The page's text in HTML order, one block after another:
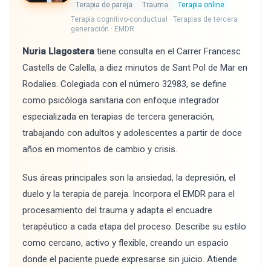
Terapia de pareja
Trauma
Terapia online
Terapia cognitivo-conductual · Terapias de tercera
generación · EMDR
Nuria Llagostera tiene consulta en el Carrer Francesc
Castells de Calella, a diez minutos de Sant Pol de Mar en
Rodalies. Colegiada con el número 32983, se define
como psicóloga sanitaria con enfoque integrador
especializada en terapias de tercera generación,
trabajando con adultos y adolescentes a partir de doce
años en momentos de cambio y crisis.
Sus áreas principales son la ansiedad, la depresión, el
duelo y la terapia de pareja. Incorpora el EMDR para el
procesamiento del trauma y adapta el encuadre
terapéutico a cada etapa del proceso. Describe su estilo
como cercano, activo y flexible, creando un espacio
donde el paciente puede expresarse sin juicio. Atiende